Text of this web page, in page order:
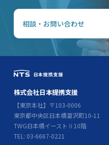
相談・お問い合わせ
株式会社日本提携支援
【東京本社】〒103-0006
東京都中央区日本橋富沢町10-11
TWG日本橋イーストⅡ10階
TEL: 03-6667-0221